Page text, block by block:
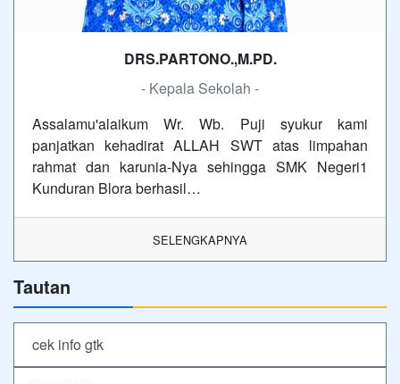
DRS.PARTONO.,M.PD.
- Kepala Sekolah -
Assalamu'alaikum Wr. Wb. Puji syukur kami
panjatkan kehadirat ALLAH SWT atas limpahan
rahmat dan karunia-Nya sehingga SMK Negeri1
Kunduran Blora berhasil…
SELENGKAPNYA
Tautan
cek info gtk